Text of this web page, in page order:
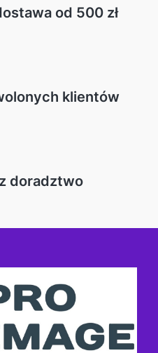
od 500 zł
klientów
doradztwo